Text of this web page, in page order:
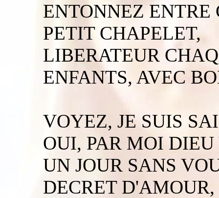
ENTONNEZ
PETIT CHAPELET,
LIBERATEUR
ENFANTS, AVEC
VOYEZ, JE SUIS
OUI, PAR MOI
UN JOUR SANS
DECRET D'AMOUR,